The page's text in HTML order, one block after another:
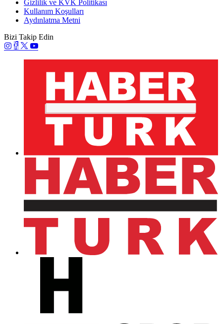
Gizlilik ve KVK Politikası
Kullanım Koşulları
Aydınlatma Metni
Bizi Takip Edin